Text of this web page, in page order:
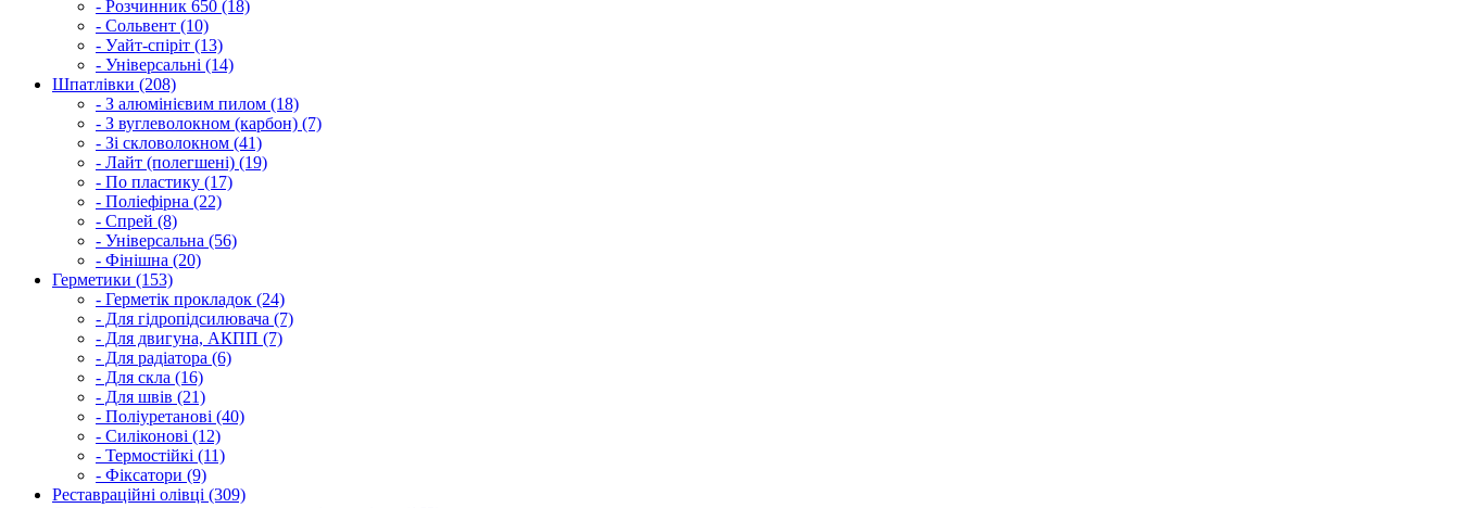
- Розчинник 650 (18)
- Сольвент (10)
- Уайт-спіріт (13)
- Універсальні (14)
Шпатлівки (208)
- З алюмінієвим пилом (18)
- З вуглеволокном (карбон) (7)
- Зі скловолокном (41)
- Лайт (полегшені) (19)
- По пластику (17)
- Поліефірна (22)
- Спрей (8)
- Універсальна (56)
- Фінішна (20)
Герметики (153)
- Герметік прокладок (24)
- Для гідропідсилювача (7)
- Для двигуна, АКПП (7)
- Для радіатора (6)
- Для скла (16)
- Для швів (21)
- Поліуретанові (40)
- Силіконові (12)
- Термостійкі (11)
- Фіксатори (9)
Реставраційні олівці (309)